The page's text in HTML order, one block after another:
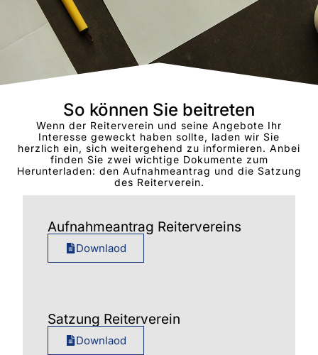
So können Sie beitreten
Wenn der Reiterverein und seine Angebote Ihr
Interesse geweckt haben sollte, laden wir Sie
herzlich ein, sich weitergehend zu informieren. Anbei
finden Sie zwei wichtige Dokumente zum
Herunterladen: den Aufnahmeantrag und die Satzung
des Reiterverein.
Aufnahmeantrag Reitervereins
Downlaod
Satzung Reiterverein
Downlaod